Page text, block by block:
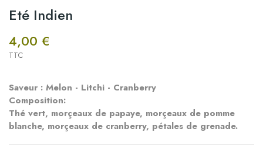
Eté Indien
4,00 €
TTC
Saveur : Melon - Litchi - Cranberry
Composition:
Thé vert, morçeaux de papaye, morçeaux de pomme
blanche, morçeaux de cranberry, pétales de grenade.